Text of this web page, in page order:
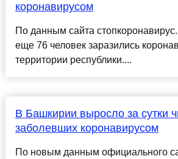
коронавирусом
По данным сайта
еще 76 человек заразились
территории республики....
В Башкирии выросло за сутки
заболевших коронавирусом
По новым данным официального